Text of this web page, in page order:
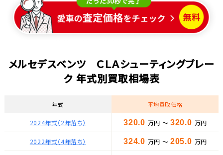
メルセデスベンツ ＣＬＡシューティングブレー
ク 年式別買取相場表
年式 平均買取価格
2024年式（2年落ち） 320.0 万円 ～ 320.0 万円
2022年式（4年落ち） 324.0 万円 ～ 205.0 万円